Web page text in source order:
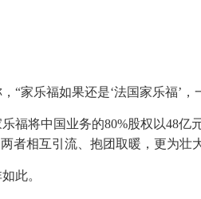
“家乐福如果还是‘法国家乐福’
乐福将中国业务的80%股权以48
者相互引流、抱团取暖，更为壮大
此。